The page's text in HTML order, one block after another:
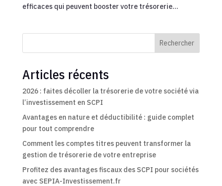
efficaces qui peuvent booster votre trésorerie...
Rechercher
Articles récents
2026 : faites décoller la trésorerie de votre société via
l’investissement en SCPI
Avantages en nature et déductibilité : guide complet
pour tout comprendre
Comment les comptes titres peuvent transformer la
gestion de trésorerie de votre entreprise
Profitez des avantages fiscaux des SCPI pour sociétés
avec SEPIA-Investissement.fr